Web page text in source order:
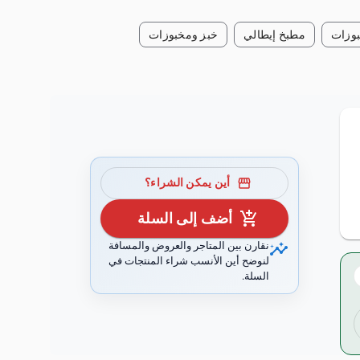
مطبخ إيطالي خبز ومخبوزات
storefront أين يمكن الشراء؟
add_shopping_cart أضف إلى السلة
insightsنقارن بين المتاجر والعروض والمسافة
لنوضح أين الأنسب شراء المنتجات في
السلة.